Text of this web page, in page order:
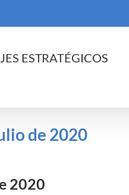
ESTRATÉGICOS
de 2020
2020